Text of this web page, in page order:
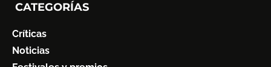
CATEGORÍAS
Críticas
Noticias